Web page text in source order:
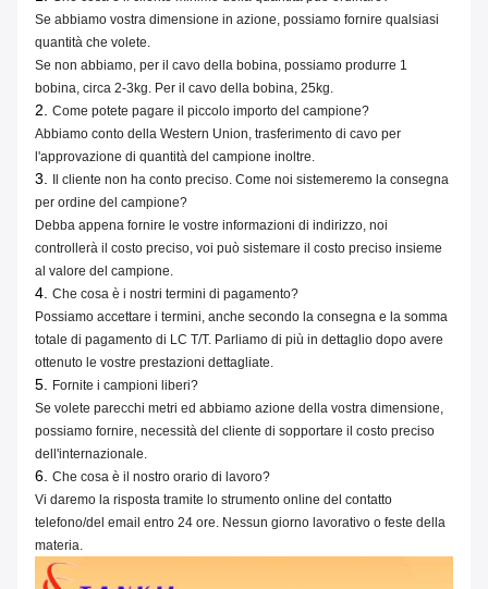
Se abbiamo vostra dimensione in azione, possiamo fornire qualsiasi
quantità che volete.
Se non abbiamo, per il cavo della bobina, possiamo produrre 1
bobina, circa 2-3kg. Per il cavo della bobina, 25kg.
2. Come potete pagare il piccolo importo del campione?
Abbiamo conto della Western Union, trasferimento di cavo per
l'approvazione di quantità del campione inoltre.
3.
Il cliente non ha conto preciso. Come noi sistemeremo la consegna
per ordine del campione?
Debba appena fornire le vostre informazioni di indirizzo, noi
controllerà il costo preciso, voi può sistemare il costo preciso insieme
al valore del campione.
4. Che cosa è i nostri termini di pagamento?
Possiamo accettare i termini, anche secondo la consegna e la somma
totale di pagamento di LC T/T. Parliamo di più in dettaglio dopo avere
ottenuto le vostre prestazioni dettagliate.
5. Fornite i campioni liberi?
Se volete parecchi metri ed abbiamo azione della vostra dimensione,
possiamo fornire, necessità del cliente di sopportare il costo preciso
dell'internazionale.
6. Che cosa è il nostro orario di lavoro?
Vi daremo la risposta tramite lo strumento online del contatto
telefono/del email entro 24 ore. Nessun giorno lavorativo o feste della
materia.